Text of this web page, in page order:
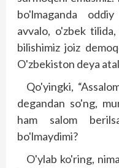
bo'lmaganda
avvalo, o'zbek
bilishimiz joiz
O'zbekiston deya
Qo'yingki,
degandan so'ng,
ham salom
bo'lmaydimi?
O'ylab ko'ring,